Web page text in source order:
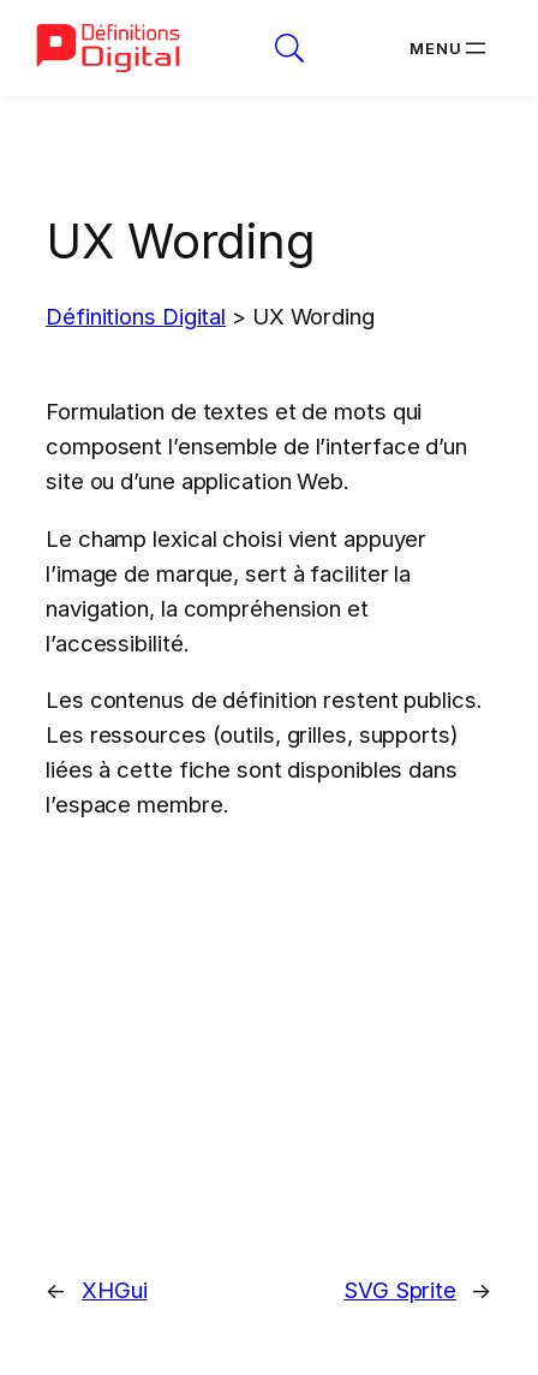
UX Wording
Définitions Digital > UX Wording
Formulation de textes et de mots qui
composent l’ensemble de l’interface d’un
site ou d’une application Web.
Le champ lexical choisi vient appuyer
l’image de marque, sert à faciliter la
navigation, la compréhension et
l’accessibilité.
Les contenus de définition restent publics.
Les ressources (outils, grilles, supports)
liées à cette fiche sont disponibles dans
l’espace membre.
← XHGui SVG Sprite →